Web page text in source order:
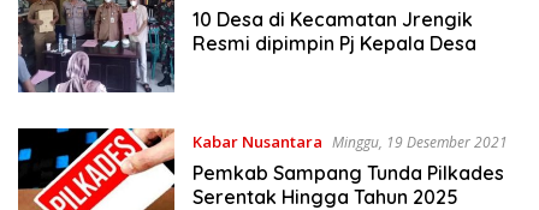
10 Desa di Kecamatan Jrengik
Resmi dipimpin Pj Kepala Desa
Kabar Nusantara Minggu, 19 Desember 2021
Pemkab Sampang Tunda Pilkades
Serentak Hingga Tahun 2025